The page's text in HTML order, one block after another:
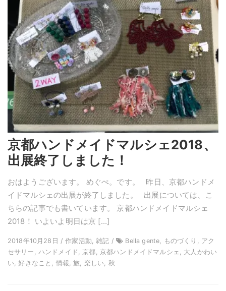
京都ハンドメイドマルシェ2018、
出展終了しました！
おはようございます。 めぐぺ。です。 昨日、京都ハンドメ
イドマルシェの出展が終了しました。 出展については、こ
ちらの記事でも書いています。 京都ハンドメイドマルシェ
2018！ いよいよ明日は京 […]
2018年10月28日 / 作家活動, 雑記 /
Bella gente, ものづくり, アク
セサリー, ハンドメイド, 京都, 京都ハンドメイドマルシェ, 大人かわい
い, 好きなこと, 情報, 旅, 楽しい, 秋